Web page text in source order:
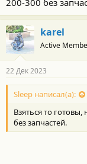
karel
Active
22 Дек 2023
Sleep написал(а):
Взяться то готовы,
без запчастей.